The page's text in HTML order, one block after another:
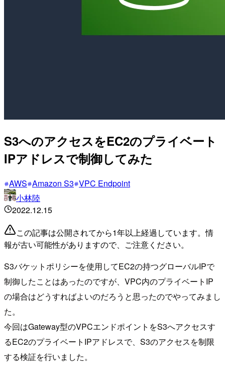
S3へのアクセスをEC2のプライベート
IPアドレスで制御してみた
AWS Amazon S3 VPC Endpoint
小林陸
2022.12.15
この記事は公開されてから1年以上経過しています。情
報が古い可能性がありますので、ご注意ください。
S3バケットポリシーを使用してEC2の持つグローバルIPで
制御したことはあったのですが、VPC内のプライベートIP
の場合はどうすればよいのだろうと思ったのでやってみまし
た。
今回はGateway型のVPCエンドポイントをS3へアクセスす
るEC2のプライベートIPアドレスで、S3のアクセスを制限
する検証を行いました。